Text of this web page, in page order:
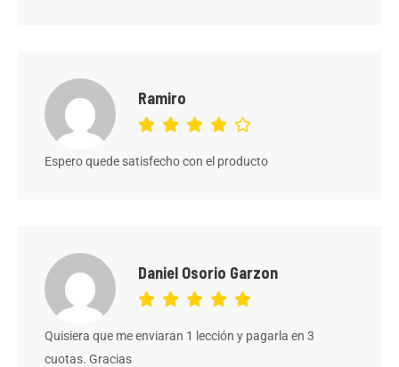
Ramiro
Espero quede satisfecho con el producto
Daniel Osorio Garzon
Quisiera que me enviaran 1 lección y pagarla en 3
cuotas. Gracias